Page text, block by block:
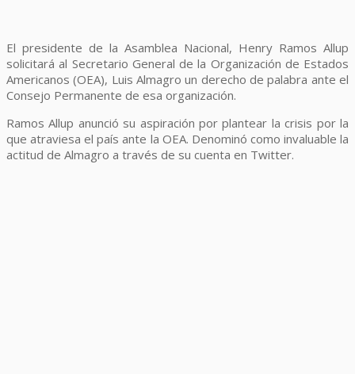
El presidente de la Asamblea Nacional, Henry Ramos Allup
solicitará al Secretario General de la Organización de Estados
Americanos (OEA), Luis Almagro un derecho de palabra ante el
Consejo Permanente de esa organización.
Ramos Allup anunció su aspiración por plantear la crisis por la
que atraviesa el país ante la OEA. Denominó como invaluable la
actitud de Almagro a través de su cuenta en Twitter.